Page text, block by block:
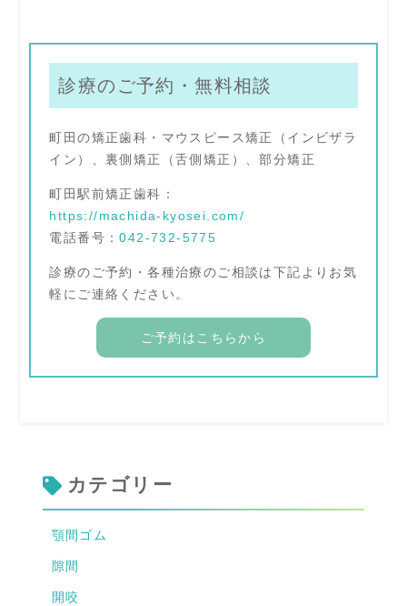
診療のご予約・無料相談
町田の矯正歯科・マウスピース矯正（インビザラ
イン）、裏側矯正（舌側矯正）、部分矯正
町田駅前矯正歯科：
https://machida-kyosei.com/
電話番号：042-732-5775
診療のご予約・各種治療のご相談は下記よりお気
軽にご連絡ください。
ご予約はこちらから
カテゴリー
顎間ゴム
隙間
開咬